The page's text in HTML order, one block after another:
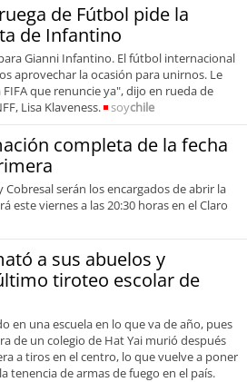
de Fútbol pide la
de Infantino
Gianni Infantino. El fútbol internacional
aprovechar la ocasión para unirnos. Le
que renuncie ya", dijo en rueda de
Lisa Klaveness.
soychile
completa de la fecha
Cobresal serán los encargados de abrir la
este viernes a las 20:30 horas en el Claro
a sus abuelos y
tiroteo escolar de
en una escuela en lo que va de año, pues
de un colegio de Hat Yai murió después
a tiros en el centro, lo que vuelve a poner
tenencia de armas de fuego en el país.